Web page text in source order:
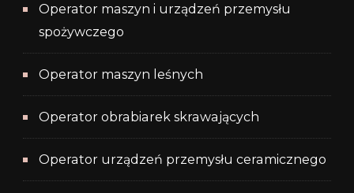
Operator maszyn i urządzeń przemysłu
spożywczego
Operator maszyn leśnych
Operator obrabiarek skrawających
Operator urządzeń przemysłu ceramicznego